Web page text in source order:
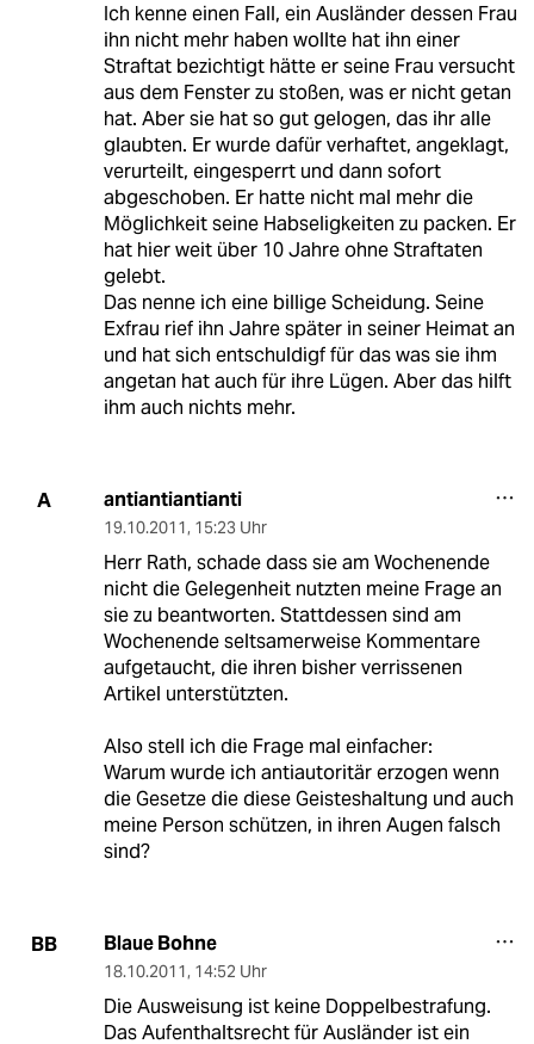
Ich kenne einen Fall, ein Ausländer dessen Frau
ihn nicht mehr haben wollte hat ihn einer
Straftat bezichtigt hätte er seine Frau versucht
aus dem Fenster zu stoßen, was er nicht getan
hat. Aber sie hat so gut gelogen, das ihr alle
glaubten. Er wurde dafür verhaftet, angeklagt,
verurteilt, eingesperrt und dann sofort
abgeschoben. Er hatte nicht mal mehr die
Möglichkeit seine Habseligkeiten zu packen. Er
hat hier weit über 10 Jahre ohne Straftaten
gelebt.
Das nenne ich eine billige Scheidung. Seine
Exfrau rief ihn Jahre später in seiner Heimat an
und hat sich entschuldigf für das was sie ihm
angetan hat auch für ihre Lügen. Aber das hilft
ihm auch nichts mehr.
A antiantiantianti
19.10.2011, 15:23 Uhr
Herr Rath, schade dass sie am Wochenende
nicht die Gelegenheit nutzten meine Frage an
sie zu beantworten. Stattdessen sind am
Wochenende seltsamerweise Kommentare
aufgetaucht, die ihren bisher verrissenen
Artikel unterstützten.
Also stell ich die Frage mal einfacher:
Warum wurde ich antiautoritär erzogen wenn
die Gesetze die diese Geisteshaltung und auch
meine Person schützen, in ihren Augen falsch
sind?
BB Blaue Bohne
18.10.2011, 14:52 Uhr
Die Ausweisung ist keine Doppelbestrafung.
Das Aufenthaltsrecht für Ausländer ist ein